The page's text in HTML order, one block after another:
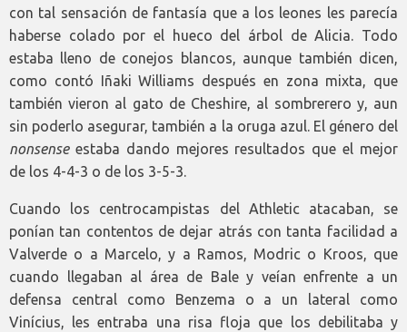
con tal sensación de fantasía que a los leones les parecía
haberse colado por el hueco del árbol de Alicia. Todo
estaba lleno de conejos blancos, aunque también dicen,
como contó Iñaki Williams después en zona mixta, que
también vieron al gato de Cheshire, al sombrerero y, aun
sin poderlo asegurar, también a la oruga azul. El género del
nonsenseestaba dando mejores resultados que el mejor
de los 4-4-3 o de los 3-5-3.
Cuando los centrocampistas del Athletic atacaban, se
ponían tan contentos de dejar atrás con tanta facilidad a
Valverde o a Marcelo, y a Ramos, Modric o Kroos, que
cuando llegaban al área de Bale y veían enfrente a un
defensa central como Benzema o a un lateral como
Vinícius, les entraba una risa floja que los debilitaba y